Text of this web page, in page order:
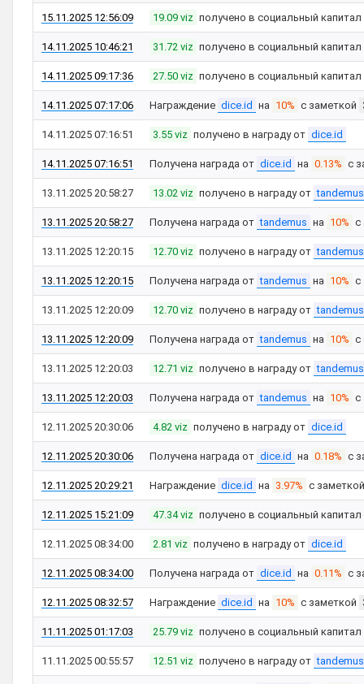
15.11.2025 12:56:09 19.09 viz получено в социальный
14.11.2025 10:46:21 31.72 viz получено в социальный
14.11.2025 09:17:36 27.50 viz получено в социальный
14.11.2025 07:17:06 Награждение dice.id на 10% с заметкой
14.11.2025 07:16:51 3.55 viz получено в награду от dice.id
14.11.2025 07:16:51 Получена награда от dice.id на 0.13% с
13.11.2025 20:58:27 13.02 viz получено в награду от tandemus
13.11.2025 20:58:27 Получена награда от tandemus на 10% с
13.11.2025 12:20:15 12.70 viz получено в награду от tandemus
13.11.2025 12:20:15 Получена награда от tandemus на 10% с
13.11.2025 12:20:09 12.70 viz получено в награду от tandemus
13.11.2025 12:20:09 Получена награда от tandemus на 10% с
13.11.2025 12:20:03 12.71 viz получено в награду от tandemus
13.11.2025 12:20:03 Получена награда от tandemus на 10% с
12.11.2025 20:30:06 4.82 viz получено в награду от dice.id
12.11.2025 20:30:06 Получена награда от dice.id на 0.18% с
12.11.2025 20:29:21 Награждение dice.id на 3.97% с
12.11.2025 15:21:09 47.34 viz получено в социальный
12.11.2025 08:34:00 2.81 viz получено в награду от dice.id
12.11.2025 08:34:00 Получена награда от dice.id на 0.11% с
12.11.2025 08:32:57 Награждение dice.id на 10% с заметкой
11.11.2025 01:17:03 25.79 viz получено в социальный
11.11.2025 00:55:57 12.51 viz получено в награду от tandemus